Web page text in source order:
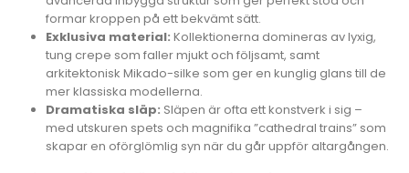
formar kroppen på ett bekvämt sätt.
Exklusiva material: Kollektionerna domineras av lyxig,
tung crepe som faller mjukt och följsamt, samt
arkitektonisk Mikado-silke som ger en kunglig glans till de
mer klassiska modellerna.
Dramatiska släp: Släpen är ofta ett konstverk i sig –
med utskuren spets och magnifika ”cathedral trains” som
skapar en oförglömlig syn när du går uppför altargången.